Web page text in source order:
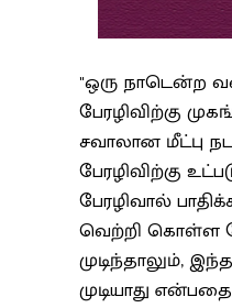
"ஒரு நாடென்ற
பேரழிவிற்கு
சவாலான மீட்பு
பேரழிவிற்கு
பேரழிவால்
வெற்றி கொள்ள
முடிந்தாலும்,
முடியாது